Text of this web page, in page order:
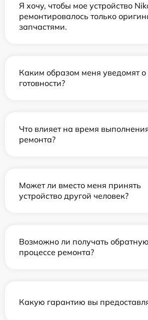
Я хочу, чтобы мое устройство
ремонтировалось только
запчастями.
Каким образом меня уведомят о
готовности?
Что влияет на время
ремонта?
Может ли вместо меня принять
устройство другой человек?
Возможно ли получать
процессе ремонта?
Какую гарантию вы